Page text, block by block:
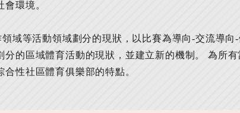
環境。
域等活動領域劃分的現狀，以比賽為導向-交流導
分的區域體育活動的現狀，並建立新的機制。 為所
性社區體育俱樂部的特點。